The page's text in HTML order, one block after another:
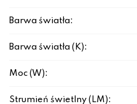
Barwa światła:
Barwa światła (K):
Moc (W):
Strumień świetlny (LM):